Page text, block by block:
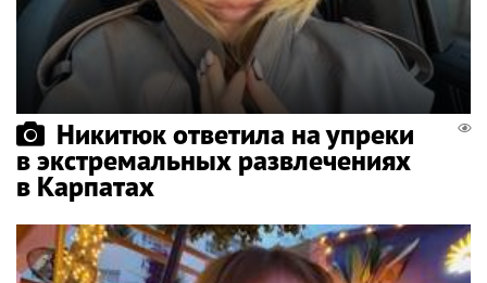
Никитюк ответила на упреки
в экстремальных развлечениях
в Карпатах